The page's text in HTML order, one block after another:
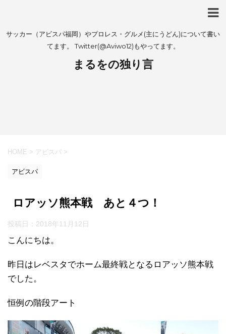
サッカー（アビスパ福岡）やプロレス・グルメ(主にうどん)について書い
てます。 Twitter(@Aviwo12)もやってます。
まるをの独り言
HOME > アビスパ >
アビスパ
ロアッソ熊本戦 あと４つ！
投稿日： 2018年11月12日
こんにちは。
昨日はレベスタでホーム最終戦となるロアッソ熊本戦
でした。
恒例の階段アート